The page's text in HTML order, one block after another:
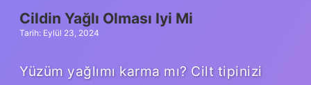
Cildin Yağlı Olması Iyi Mi
Tarih: Eylül 23, 2024
Yüzüm yağlımı karma mı? Cilt tipinizi